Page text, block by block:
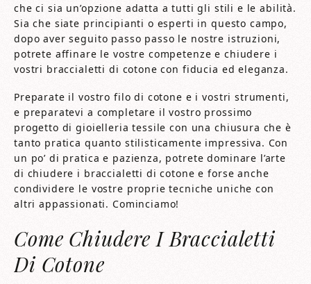
che ci sia un’opzione adatta a tutti gli stili e le abilità.
Sia che siate principianti o esperti in questo campo,
dopo aver seguito passo passo le nostre istruzioni,
potrete affinare le vostre competenze e chiudere i
vostri braccialetti di cotone con fiducia ed eleganza.
Preparate il vostro filo di cotone e i vostri strumenti,
e preparatevi a completare il vostro prossimo
progetto di gioielleria tessile con una chiusura che è
tanto pratica quanto stilisticamente impressiva. Con
un po’ di pratica e pazienza, potrete dominare l’arte
di chiudere i braccialetti di cotone e forse anche
condividere le vostre proprie tecniche uniche con
altri appassionati. Cominciamo!
Come Chiudere I Braccialetti
Di Cotone